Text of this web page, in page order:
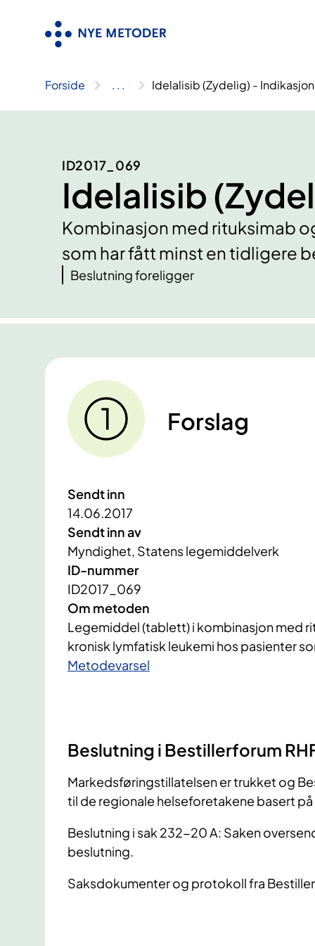
Forside .. . Idelalisib (Zydelig) - Indikasjon
ID2017_069
Idelalisib
Kombinasjon med rituksimab
som har fått minst en tidligere
Beslutning foreligger
Forslag
Sendt inn
14.06.2017
Sendt inn av
Myndighet, Statens legemiddelverk
ID-nummer
ID2017_069
Om metoden
Legemiddel (tablett) i kombinasjon med
kronisk lymfatisk leukemi hos pasienter
​Metodevarsel
Beslutning i Bestillerforum
Markedsføringstillatelsen er trukket og
til de regionale helseforetakene basert
Beslutning i sak 232-20 A: Saken
beslutning.
Saksdokumenter og protokoll fra